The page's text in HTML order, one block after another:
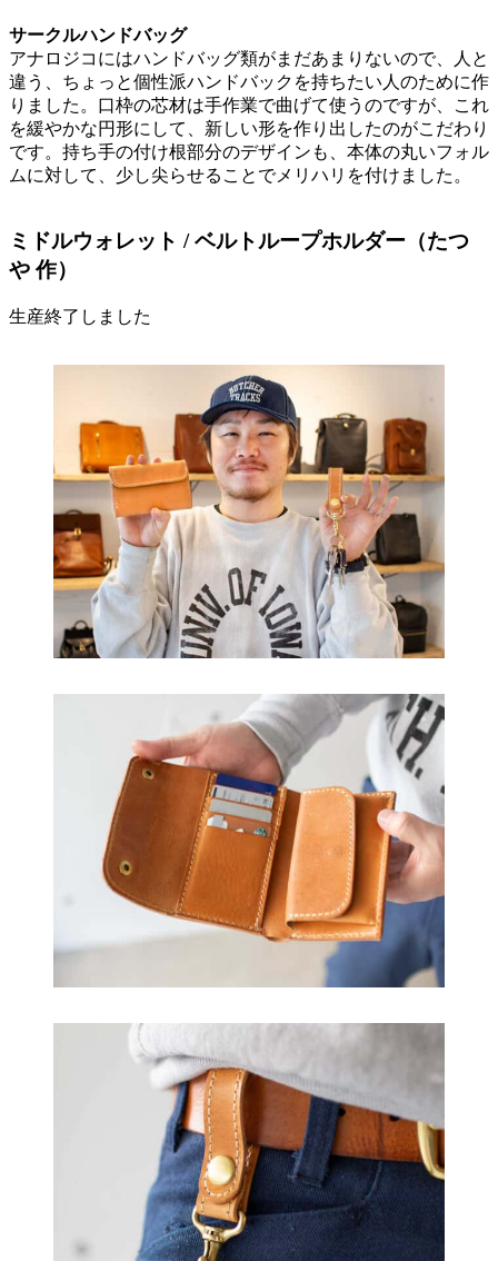
サークルハンドバッグ
アナロジコにはハンドバッグ類がまだあまりないので、人と
違う、ちょっと個性派ハンドバックを持ちたい人のために作
りました。口枠の芯材は手作業で曲げて使うのですが、これ
を緩やかな円形にして、新しい形を作り出したのがこだわり
です。持ち手の付け根部分のデザインも、本体の丸いフォル
ムに対して、少し尖らせることでメリハリを付けました。
ミドルウォレット / ベルトループホルダー（たつ
や 作）
生産終了しました